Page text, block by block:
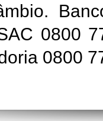
0800
0800